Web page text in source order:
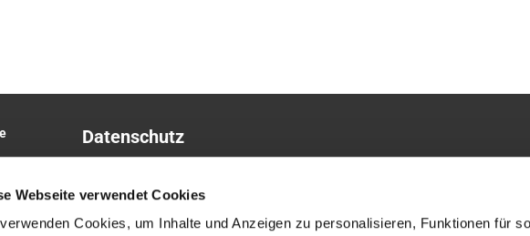
Webseite verwendet Cookies
Cookies, um Inhalte und Anzeigen zu personalisieren, Funktionen für
Datenschutz